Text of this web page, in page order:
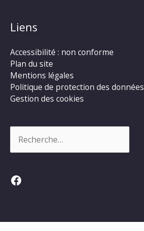
Liens
Accessibilité : non conforme
Plan du site
Mentions légales
Politique de protection des données
Gestion des cookies
Facebook